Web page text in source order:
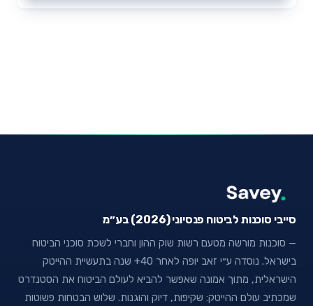
סייבי סוכנות לביטוח פנסיוני (2026) בע״מ
— סוכנות מורשה מטעם רשות שוק ההון וחברי לשכת סוכני הביטוח
בישראל. נוסדה ע״י זאב יופה לאחר 40+ שנה בתעשיית ההייטק
הישראלית, מתוך אמונה שאפשר להביא לעולם הביטוח את הסטנדרט
שמכתיב עולם ההייטק: שקיפות, דיוק והוגנות. שלוש הבטחות פשוטות